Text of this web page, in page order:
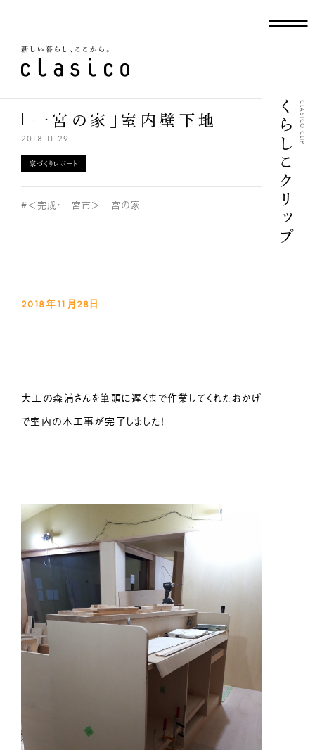
くらしこクリップCLASICO CLIP
「一宮の家」室内壁下地
2018.11.29
家づくりレポート
#＜完成・一宮市＞一宮の家
2018年11月28日
大工の森浦さんを筆頭に遅くまで作業してくれたおかげ
で室内の木工事が完了しました！